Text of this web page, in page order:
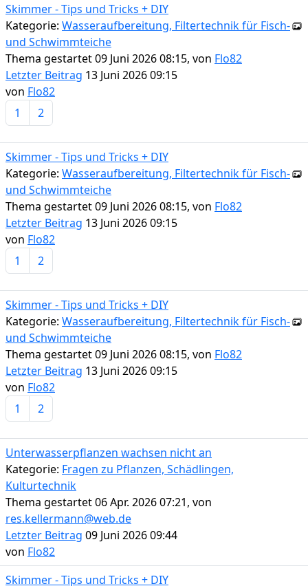
Skimmer - Tips und Tricks + DIY
Kategorie: Wasseraufbereitung, Filtertechnik für Fisch-
und Schwimmteiche
Thema gestartet 09 Juni 2026 08:15, von Flo82
Letzter Beitrag 13 Juni 2026 09:15
von Flo82
1
2
Skimmer - Tips und Tricks + DIY
Kategorie: Wasseraufbereitung, Filtertechnik für Fisch-
und Schwimmteiche
Thema gestartet 09 Juni 2026 08:15, von Flo82
Letzter Beitrag 13 Juni 2026 09:15
von Flo82
1
2
Skimmer - Tips und Tricks + DIY
Kategorie: Wasseraufbereitung, Filtertechnik für Fisch-
und Schwimmteiche
Thema gestartet 09 Juni 2026 08:15, von Flo82
Letzter Beitrag 13 Juni 2026 09:15
von Flo82
1
2
Unterwasserpflanzen wachsen nicht an
Kategorie: Fragen zu Pflanzen, Schädlingen,
Kulturtechnik
Thema gestartet 06 Apr. 2026 07:21, von
res.kellermann@web.de
Letzter Beitrag 09 Juni 2026 09:44
von Flo82
Skimmer - Tips und Tricks + DIY